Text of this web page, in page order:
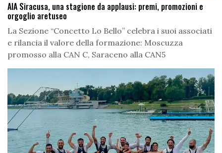
AIA Siracusa, una stagione da applausi: premi, promozioni e
orgoglio aretuseo
La Sezione “Concetto Lo Bello” celebra i suoi associati
e rilancia il valore della formazione: Moscuzza
promosso alla CAN C, Saraceno alla CAN5